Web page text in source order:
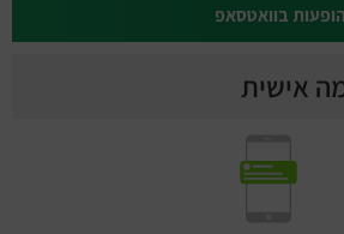
בוואטסאפ
אישית